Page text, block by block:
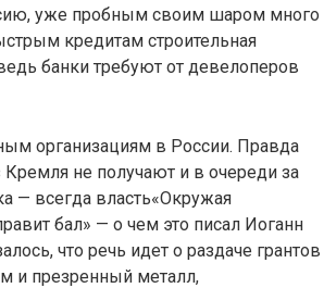
уже пробным своим шаром много
кредитам строительная
банки требуют от девелоперов
организациям в России. Правда
не получают и в очереди за
— всегда власть«Окружая
бал» — о чем это писал Иоганн
что речь идет о раздаче грантов
и презренный металл,